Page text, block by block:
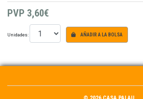
PVP 3,60€
Unidades: AÑADIR A LA BOLSA